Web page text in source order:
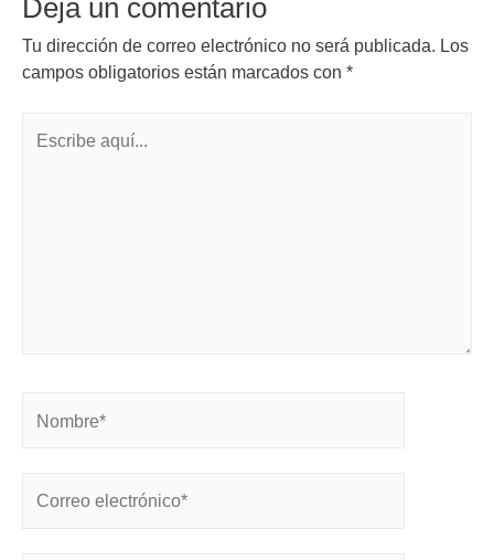
Deja un comentario
Tu dirección de correo electrónico no será publicada. Los
campos obligatorios están marcados con *